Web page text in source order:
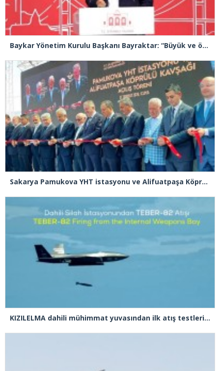
Baykar Yönetim Kurulu Başkanı Bayraktar: “Büyük ve önemli eserler konfor alanının dışında kalmaya razı olanlar tarafından gerçekleştirildi”
Sakarya Pamukova YHT istasyonu ve Alifuatpaşa Köprülü Kavşağı açılışı gerçekleşti
KIZILELMA dahili mühimmat yuvasından ilk atış testlerini başarıyla tamamladı